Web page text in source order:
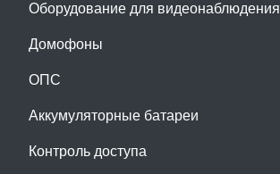
Оборудование для видеонаблюдения
Домофоны
ОПС
Аккумуляторные батареи
Контроль доступа